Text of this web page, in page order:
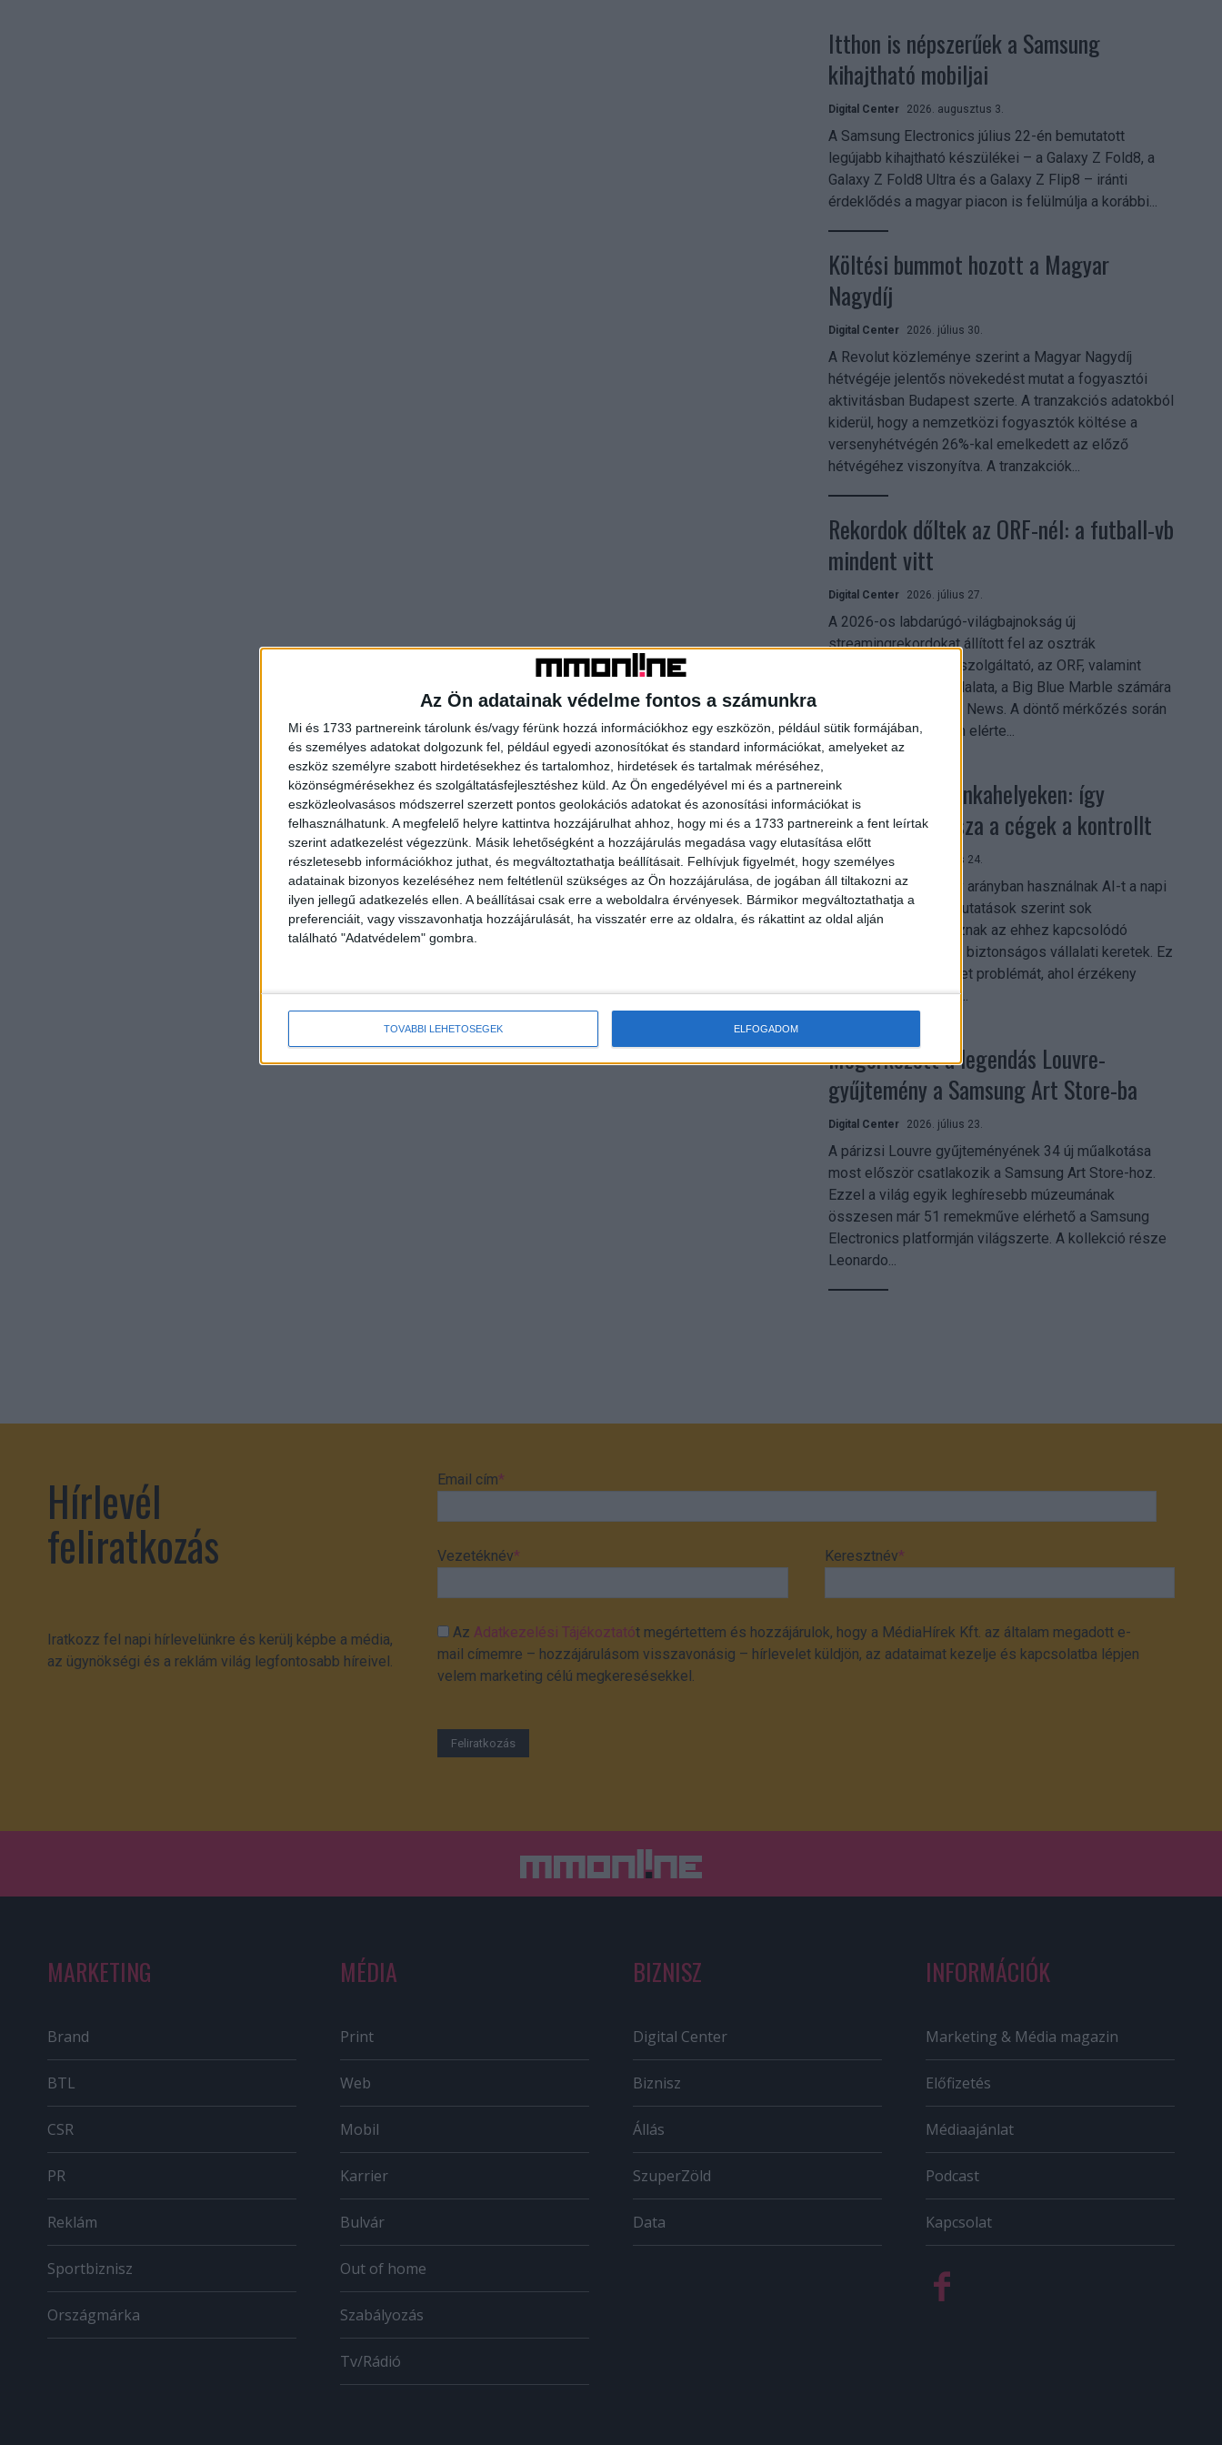
Az Ön adatainak védelme fontos a számunkra
Mi és 1733 partnereink tárolunk és/vagy férünk hozzá információkhoz egy eszközön, például sütik formájában,
és személyes adatokat dolgozunk fel, például egyedi azonosítókat és standard információkat, amelyeket az
eszköz személyre szabott hirdetésekhez és tartalomhoz, hirdetések és tartalmak méréséhez,
közönségmérésekhez és szolgáltatásfejlesztéshez küld. Az Ön engedélyével mi és a partnereink
eszközleolvasásos módszerrel szerzett pontos geolokációs adatokat és azonosítási információkat is
felhasználhatunk. A megfelelő helyre kattintva hozzájárulhat ahhoz, hogy mi és a 1733 partnereink a fent leírtak
szerint adatkezelést végezzünk. Másik lehetőségként a hozzájárulás megadása vagy elutasítása előtt
részletesebb információkhoz juthat, és megváltoztathatja beállításait. Felhívjuk figyelmét, hogy személyes
adatainak bizonyos kezeléséhez nem feltétlenül szükséges az Ön hozzájárulása, de jogában áll tiltakozni az
ilyen jellegű adatkezelés ellen. A beállításai csak erre a weboldalra érvényesek. Bármikor megváltoztathatja a
preferenciáit, vagy visszavonhatja hozzájárulását, ha visszatér erre az oldalra, és rákattint az oldal alján
található "Adatvédelem" gombra.
TOVÁBBI LEHETŐSÉGEK ELFOGADOM
Itthon is népszerűek a Samsung
kihajtható mobiljai
Digital Center 2026. augusztus 3.
A Samsung Electronics július 22-én bemutatott
legújabb kihajtható készülékei – a Galaxy Z Fold8, a
Galaxy Z Fold8 Ultra és a Galaxy Z Flip8 – iránti
érdeklődés a magyar piacon is felülmúlja a korábbi...
Költési bummot hozott a Magyar
Nagydíj
Digital Center 2026. július 30.
A Revolut közleménye szerint a Magyar Nagydíj
hétvégéje jelentős növekedést mutat a fogyasztói
aktivitásban Budapest szerte. A tranzakciós adatokból
kiderül, hogy a nemzetközi fogyasztók költése a
versenyhétvégén 26%-kal emelkedett az előző
hétvégéhez viszonyítva. A tranzakciók...
Rekordok dőltek az ORF-nél: a futball-vb
mindent vitt
Digital Center 2026. július 27.
A 2026-os labdarúgó-világbajnokság új
streamingrekordokat állított fel az osztrák
közszolgálati műsorszolgáltató, az ORF, valamint
technológiai leányvállalata, a Big Blue Marble számára
– írja a Broadband TV News. A döntő mérkőzés során
az átlagos nézőszám elérte...
Shadow AI a munkahelyeken: így
szerezhetik vissza a cégek a kontrollt
Digital Center 2026. július 24.
A munkavállalók nagy arányban használnak AI-t a napi
munkában, ám friss kutatások szerint sok
szervezetnél hiányoznak az ehhez kapcsolódó
világos irányelvek és biztonságos vállalati keretek. Ez
különösen ott jelenthet problémát, ahol érzékeny
üzleti információkkal...
Megérkezett a legendás Louvre-
gyűjtemény a Samsung Art Store-ba
Digital Center 2026. július 23.
A párizsi Louvre gyűjteményének 34 új műalkotása
most először csatlakozik a Samsung Art Store-hoz.
Ezzel a világ egyik leghíresebb múzeumának
összesen már 51 remekműve elérhető a Samsung
Electronics platformján világszerte. A kollekció része
Leonardo...
Hírlevél
feliratkozás
Iratkozz fel napi hírlevelünkre és kerülj képbe a média,
az ügynökségi és a reklám világ legfontosabb híreivel.
Email cím*
Vezetéknév* Keresztnév*
AzAdatkezelési Tájékoztatót megértettem és hozzájárulok, hogy a MédiaHírek Kft. az általam megadott e-
mail címemre – hozzájárulásom visszavonásig – hírlevelet küldjön, az adataimat kezelje és kapcsolatba lépjen
velem marketing célú megkeresésekkel.
MARKETING
Brand
BTL
CSR
PR
Reklám
Sportbiznisz
Országmárka
MÉDIA
Print
Web
Mobil
Karrier
Bulvár
Out of home
Szabályozás
Tv/Rádió
BIZNISZ
Digital Center
Biznisz
Állás
SzuperZöld
Data
INFORMÁCIÓK
Marketing & Média magazin
Előfizetés
Médiaajánlat
Podcast
Kapcsolat